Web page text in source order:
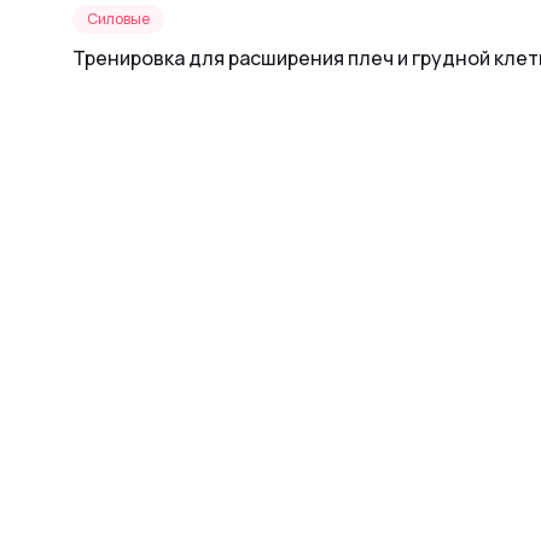
Силовые
Тренировка для расширения плеч и грудной